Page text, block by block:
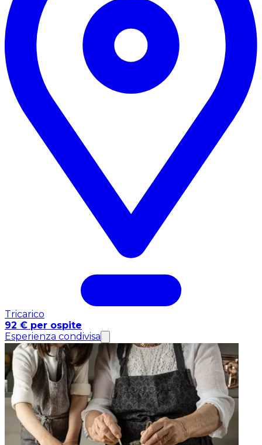
Tricarico
92 € per ospite
Esperienza condivisa